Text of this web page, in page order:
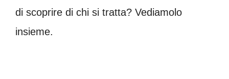
di scoprire di chi si tratta? Vediamolo
insieme.